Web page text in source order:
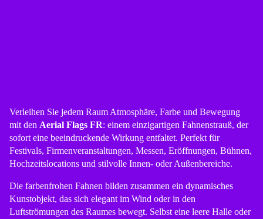
Verleihen Sie jedem Raum Atmosphäre, Farbe und Bewegung
mit den Aerial Flags FR: einem einzigartigen Fahnenstrauß, der
sofort eine beeindruckende Wirkung entfaltet. Perfekt für
Festivals, Firmenveranstaltungen, Messen, Eröffnungen, Bühnen,
Hochzeitslocations und stilvolle Innen- oder Außenbereiche.
Die farbenfrohen Fahnen bilden zusammen ein dynamisches
Kunstobjekt, das sich elegant im Wind oder in den
Luftströmungen des Raumes bewegt. Selbst eine leere Halle oder